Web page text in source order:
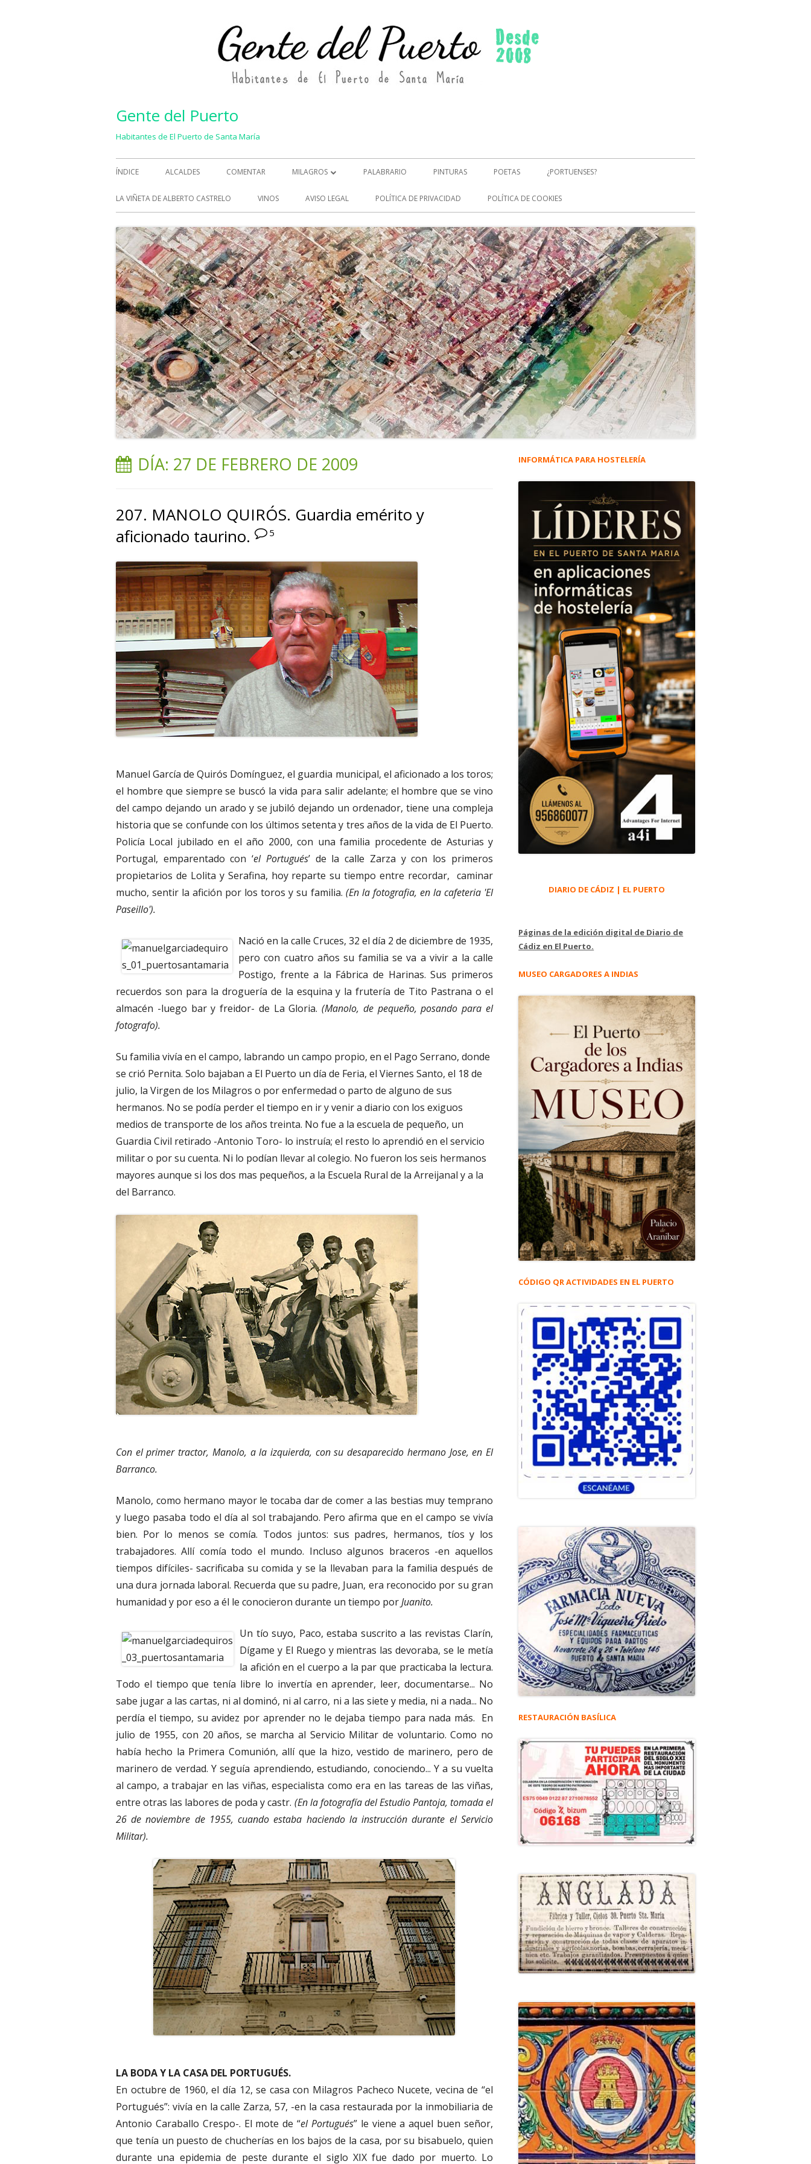
Gente del Puerto
Habitantes de El Puerto de Santa María
Menú
principal
ÍNDICE ALCALDES COMENTAR MILAGROS
MILAGROS (2)
PALABRARIO PINTURAS POETAS ¿PORTUENSES?
LA VIÑETA DE ALBERTO CASTRELO VINOS AVISO LEGAL POLÍTICA DE PRIVACIDAD POLÍTICA DE COOKIES
DÍA: 27 DE FEBRERO DE 2009
207. MANOLO QUIRÓS. Guardia emérito y
aficionado taurino.
5
Manuel García de Quirós Domínguez, el guardia municipal, el aficionado a los toros;
el hombre que siempre se buscó la vida para salir adelante; el hombre que se vino
del campo dejando un arado y se jubiló dejando un ordenador, tiene una compleja
historia que se confunde con los últimos setenta y tres años de la vida de El Puerto.
Policía Local jubilado en el año 2000, con una familia procedente de Asturias y
Portugal, emparentado con ‘el Portugués’ de la calle Zarza y con los primeros
propietarios de Lolita y Serafina, hoy reparte su tiempo entre recordar, caminar
mucho, sentir la afición por los toros y su familia. (En la fotografia, en la cafeteria 'El
Paseillo').
Nació en la calle Cruces, 32 el día 2 de diciembre de 1935,
pero con cuatro años su familia se va a vivir a la calle
Postigo, frente a la Fábrica de Harinas. Sus primeros
recuerdos son para la droguería de la esquina y la frutería de Tito Pastrana o el
almacén -luego bar y freidor- de La Gloria.(Manolo, de pequeño, posando para el
fotografo).
Su familia vivía en el campo, labrando un campo propio, en el Pago Serrano, donde
se crió Pernita. Solo bajaban a El Puerto un día de Feria, el Viernes Santo, el 18 de
julio, la Virgen de los Milagros o por enfermedad o parto de alguno de sus
hermanos. No se podía perder el tiempo en ir y venir a diario con los exiguos
medios de transporte de los años treinta. No fue a la escuela de pequeño, un
Guardia Civil retirado -Antonio Toro- lo instruía; el resto lo aprendió en el servicio
militar o por su cuenta. Ni lo podían llevar al colegio. No fueron los seis hermanos
mayores aunque si los dos mas pequeños, a la Escuela Rural de la Arreijanal y a la
del Barranco.
Con el primer tractor, Manolo, a la izquierda, con su desaparecido hermano Jose, en El
Barranco.
Manolo, como hermano mayor le tocaba dar de comer a las bestias muy temprano
y luego pasaba todo el día al sol trabajando. Pero afirma que en el campo se vivía
bien. Por lo menos se comía. Todos juntos: sus padres, hermanos, tíos y los
trabajadores. Allí comía todo el mundo. Incluso algunos braceros -en aquellos
tiempos difíciles- sacrificaba su comida y se la llevaban para la familia después de
una dura jornada laboral. Recuerda que su padre, Juan, era reconocido por su gran
humanidad y por eso a él le conocieron durante un tiempo porJuanito.
Un tío suyo, Paco, estaba suscrito a las revistas Clarín,
Dígame y El Ruego y mientras las devoraba, se le metía
la afición en el cuerpo a la par que practicaba la lectura.
Todo el tiempo que tenía libre lo invertía en aprender, leer, documentarse... No
sabe jugar a las cartas, ni al dominó, ni al carro, ni a las siete y media, ni a nada... No
perdía el tiempo, su avidez por aprender no le dejaba tiempo para nada más. En
julio de 1955, con 20 años, se marcha al Servicio Militar de voluntario. Como no
había hecho la Primera Comunión, allí que la hizo, vestido de marinero, pero de
marinero de verdad. Y seguía aprendiendo, estudiando, conociendo... Y a su vuelta
al campo, a trabajar en las viñas, especialista como era en las tareas de las viñas,
entre otras las labores de poda y castr. (En la fotografía del Estudio Pantoja, tomada el
26 de noviembre de 1955, cuando estaba haciendo la instrucción durante el Servicio
Militar).
LA BODA Y LA CASA DEL PORTUGUÉS.
En octubre de 1960, el día 12, se casa con Milagros Pacheco Nucete, vecina de “el
Portugués”: vivía en la calle Zarza, 57, -en la casa restaurada por la inmobiliaria de
Antonio Caraballo Crespo-. El mote de “el Portugués” le viene a aquel buen señor,
que tenía un puesto de chucherías en los bajos de la casa, por su bisabuelo, quien
durante una epidemia de peste durante el siglo XIX fue dado por muerto. Lo
Barra
principal
INFORMÁTICA PARA HOSTELERÍA
DIARIO DE CÁDIZ | EL PUERTO
Páginas de la edición digital de Diario de
Cádiz en El Puerto.
MUSEO CARGADORES A INDIAS
CÓDIGO QR ACTIVIDADES EN EL PUERTO
RESTAURACIÓN BASÍLICA